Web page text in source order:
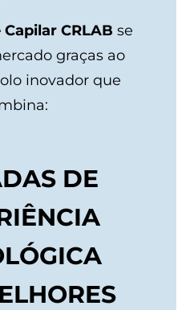
CRLAB se
graças ao
inovador que
DE